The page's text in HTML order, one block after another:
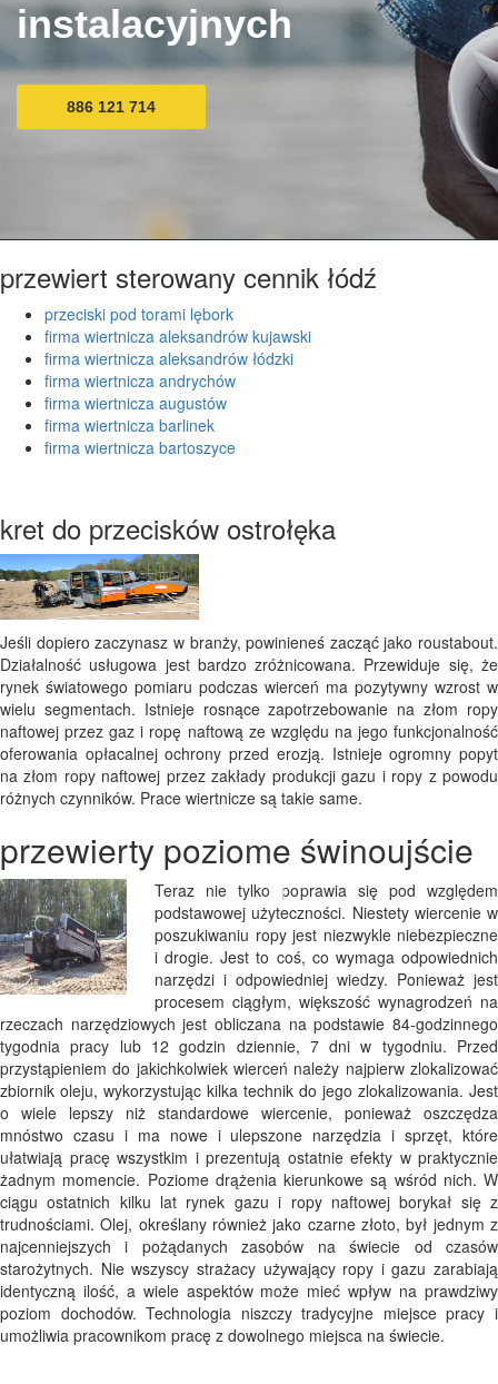
instalacyjnych
886 121 714
przewiert sterowany cennik łódź
przeciski pod torami lębork
firma wiertnicza aleksandrów kujawski
firma wiertnicza aleksandrów łódzki
firma wiertnicza andrychów
firma wiertnicza augustów
firma wiertnicza barlinek
firma wiertnicza bartoszyce
kret do przecisków ostrołęka
Jeśli dopiero zaczynasz w branży, powinieneś zacząć jako roustabout.
Działalność usługowa jest bardzo zróżnicowana. Przewiduje się, że
rynek światowego pomiaru podczas wierceń ma pozytywny wzrost w
wielu segmentach. Istnieje rosnące zapotrzebowanie na złom ropy
naftowej przez gaz i ropę naftową ze względu na jego funkcjonalność
oferowania opłacalnej ochrony przed erozją. Istnieje ogromny popyt
na złom ropy naftowej przez zakłady produkcji gazu i ropy z powodu
różnych czynników. Prace wiertnicze są takie same.
przewierty poziome świnoujście
Teraz nie tylko poprawia się pod względem
podstawowej użyteczności. Niestety wiercenie w
poszukiwaniu ropy jest niezwykle niebezpieczne
i drogie. Jest to coś, co wymaga odpowiednich
narzędzi i odpowiedniej wiedzy. Ponieważ jest
procesem ciągłym, większość wynagrodzeń na
rzeczach narzędziowych jest obliczana na podstawie 84-godzinnego
tygodnia pracy lub 12 godzin dziennie, 7 dni w tygodniu. Przed
przystąpieniem do jakichkolwiek wierceń należy najpierw zlokalizować
zbiornik oleju, wykorzystując kilka technik do jego zlokalizowania. Jest
o wiele lepszy niż standardowe wiercenie, ponieważ oszczędza
mnóstwo czasu i ma nowe i ulepszone narzędzia i sprzęt, które
ułatwiają pracę wszystkim i prezentują ostatnie efekty w praktycznie
żadnym momencie. Poziome drążenia kierunkowe są wśród nich. W
ciągu ostatnich kilku lat rynek gazu i ropy naftowej borykał się z
trudnościami. Olej, określany również jako czarne złoto, był jednym z
najcenniejszych i pożądanych zasobów na świecie od czasów
starożytnych. Nie wszyscy strażacy używający ropy i gazu zarabiają
identyczną ilość, a wiele aspektów może mieć wpływ na prawdziwy
poziom dochodów. Technologia niszczy tradycyjne miejsce pracy i
umożliwia pracownikom pracę z dowolnego miejsca na świecie.